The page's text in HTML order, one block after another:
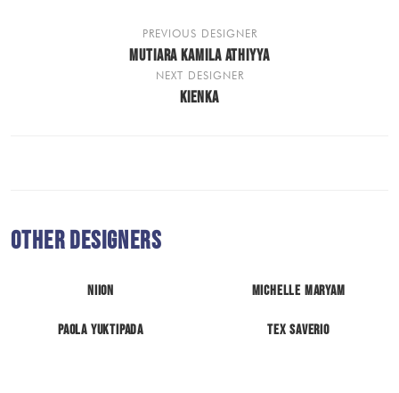
PREVIOUS DESIGNER
MUTIARA KAMILA ATHIYYA
NEXT DESIGNER
KIENKA
Other Designers
NIION Michelle Maryam
Paola Yuktipada Tex Saverio